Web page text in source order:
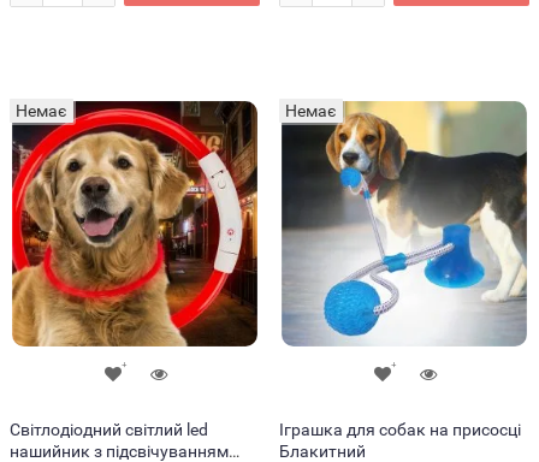
Немає
Світлодіодний світлий led
нашийник з підсвічуванням
Немає
Іграшка для собак на присосці
Блакитний